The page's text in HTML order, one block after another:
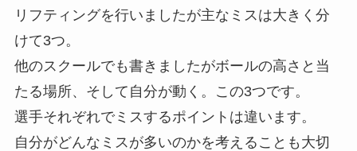
リフティングを行いましたが主なミスは大きく分
けて3つ。
他のスクールでも書きましたがボールの高さと当
たる場所、そして自分が動く。この3つです。
選手それぞれでミスするポイントは違います。
自分がどんなミスが多いのかを考えることも大切